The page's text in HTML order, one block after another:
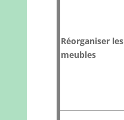
Réorganiser les
meubles